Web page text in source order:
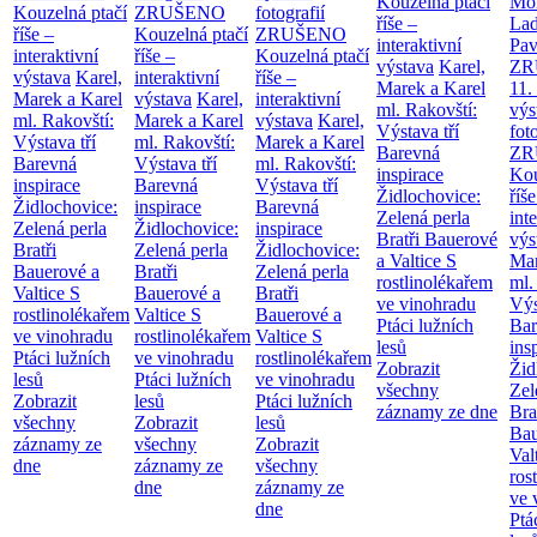
Kouzelná ptačí
říše –
interaktivní
výstava Karel,
Marek a Karel
ml. Rakovští:
Výstava tří
Barevná
inspirace
Židlochovice:
Zelená perla
Bratři
Bauerové a
Valtice S
rostlinolékařem
ve vinohradu
Ptáci lužních
lesů
Zobrazit
všechny
záznamy ze
dne
ZRUŠENO
Kouzelná ptačí
říše –
interaktivní
výstava Karel,
Marek a Karel
ml. Rakovští:
Výstava tří
Barevná
inspirace
Židlochovice:
Zelená perla
Bratři
Bauerové a
Valtice S
rostlinolékařem
ve vinohradu
Ptáci lužních
lesů
Zobrazit
všechny
záznamy ze
dne
fotografií
ZRUŠENO
Kouzelná ptačí
říše –
interaktivní
výstava Karel,
Marek a Karel
ml. Rakovští:
Výstava tří
Barevná
inspirace
Židlochovice:
Zelená perla
Bratři
Bauerové a
Valtice S
rostlinolékařem
ve vinohradu
Ptáci lužních
lesů
Zobrazit
všechny
záznamy ze
dne
říše –
interaktivní
výstava Karel,
Marek a Karel
ml. Rakovští:
Výstava tří
Barevná
inspirace
Židlochovice:
Zelená perla
Bratři Bauerové
a Valtice S
rostlinolékařem
ve vinohradu
Ptáci lužních
lesů
Zobrazit
všechny
záznamy ze dne
ml.
ve